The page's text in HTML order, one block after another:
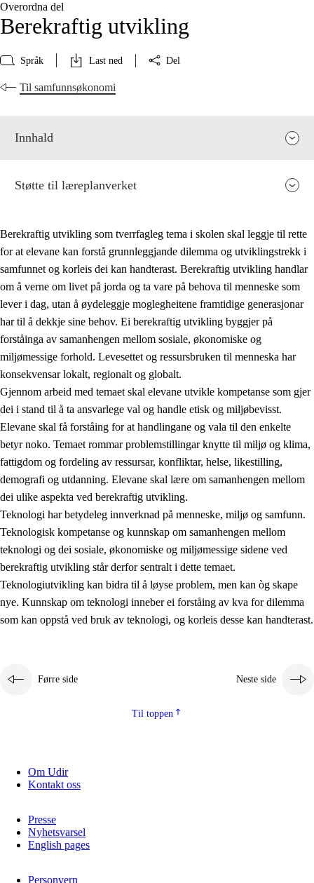
Overordna del
Berekraftig utvikling
Språk Last ned Del
Til samfunnsøkonomi
Innhald
2. Prinsipp for læring, utvikling og danning
2.1 Sosial læring og utvikling
2.2 Kompetanse i faga
2.3 Grunnleggjande ferdigheiter
2.4 Å lære å lære
Tverrfaglege tema
2.5 Tverrfaglege tema
2.5.1 Folkehelse og livsmeistring
2.5.2 Demokrati og medborgarskap
2.5.3 Berekraftig utvikling
Støtte til læreplanverket
Berekraftig utvikling som tverrfagleg tema i skolen skal leggje til rette
for at elevane kan forstå grunnleggjande dilemma og utviklingstrekk i
samfunnet og korleis dei kan handterast. Berekraftig utvikling handlar
om å verne om livet på jorda og ta vare på behova til menneske som
lever i dag, utan å øydeleggje moglegheitene framtidige generasjonar
har til å dekkje sine behov. Ei berekraftig utvikling byggjer på
forståinga av samanhengen mellom sosiale, økonomiske og
miljømessige forhold. Levesettet og ressursbruken til menneska har
konsekvensar lokalt, regionalt og globalt.
Gjennom arbeid med temaet skal elevane utvikle kompetanse som gjer
dei i stand til å ta ansvarlege val og handle etisk og miljøbevisst.
Elevane skal få forståing for at handlingane og vala til den enkelte
betyr noko. Temaet rommar problemstillingar knytte til miljø og klima,
fattigdom og fordeling av ressursar, konfliktar, helse, likestilling,
demografi og utdanning. Elevane skal lære om samanhengen mellom
dei ulike aspekta ved berekraftig utvikling.
Teknologi har betydeleg innverknad på menneske, miljø og samfunn.
Teknologisk kompetanse og kunnskap om samanhengen mellom
teknologi og dei sosiale, økonomiske og miljømessige sidene ved
berekraftig utvikling står derfor sentralt i dette temaet.
Teknologiutvikling kan bidra til å løyse problem, men kan òg skape
nye. Kunnskap om teknologi inneber ei forståing av kva for dilemma
som kan oppstå ved bruk av teknologi, og korleis desse kan handterast.
Førre side Neste side
Til toppen
Om Udir
Kontakt oss
Presse
Nyhetsvarsel
English pages
Personvern